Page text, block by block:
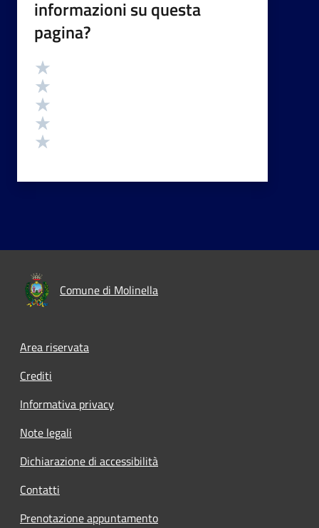
informazioni su questa
pagina?
Valutazione
Comune di Molinella
Area riservata
Crediti
Informativa privacy
Note legali
Dichiarazione di accessibilità
Contatti
Prenotazione appuntamento